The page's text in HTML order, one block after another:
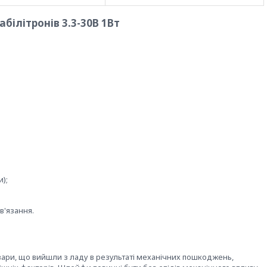
3.3-30В 1Вт
що вийшли з ладу в результаті механічних пошкоджень,